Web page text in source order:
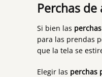
Perchas
Si bien las
para las prendas
que la tela se
Elegir las perchas